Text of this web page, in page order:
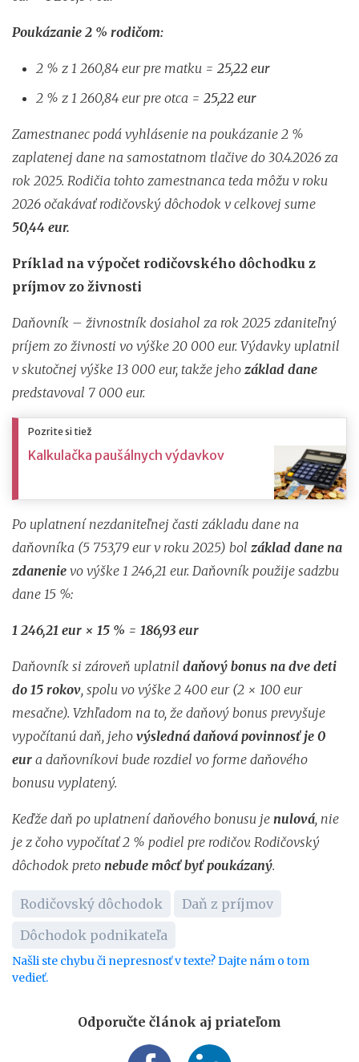
Poukázanie 2 % rodičom:
2 % z 1 260,84 eur pre matku = 25,22 eur
2 % z 1 260,84 eur pre otca = 25,22 eur
Zamestnanec podá vyhlásenie na poukázanie 2 %
zaplatenej dane na samostatnom tlačive do 30.4.2026 za
rok 2025. Rodičia tohto zamestnanca teda môžu v roku
2026 očakávať rodičovský dôchodok v celkovej sume
50,44 eur.
Príklad na výpočet rodičovského dôchodku z
príjmov zo živnosti
Daňovník – živnostník dosiahol za rok 2025 zdaniteľný
príjem zo živnosti vo výške 20 000 eur. Výdavky uplatnil
v skutočnej výške 13 000 eur, takže jeho základ dane
predstavoval 7 000 eur.
Pozrite si tiež
Kalkulačka paušálnych výdavkov
Po uplatnení nezdaniteľnej časti základu dane na
daňovníka (5 753,79 eur v roku 2025) bol základ dane na
zdanenie vo výške 1 246,21 eur. Daňovník použije sadzbu
dane 15 %:
1 246,21 eur × 15 % = 186,93 eur
Daňovník si zároveň uplatnil daňový bonus na dve deti
do 15 rokov, spolu vo výške 2 400 eur (2 × 100 eur
mesačne). Vzhľadom na to, že daňový bonus prevyšuje
vypočítanú daň, jeho výsledná daňová povinnosť je 0
eur a daňovníkovi bude rozdiel vo forme daňového
bonusu vyplatený.
Keďže daň po uplatnení daňového bonusu je nulová, nie
je z čoho vypočítať 2 % podiel pre rodičov. Rodičovský
dôchodok preto nebude môcť byť poukázaný.
Rodičovský dôchodok
Daň z príjmov
Dôchodok podnikateľa
Našli ste chybu či nepresnosť v texte? Dajte nám o tom
vedieť.
Odporučte článok aj priateľom